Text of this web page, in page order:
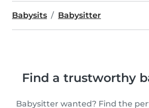
Babysits Babysitter
Find a trustworthy
Babysitter wanted? Find the